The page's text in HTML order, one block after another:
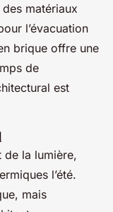
matériaux
l’évacuation
brique offre une
de
est
de la lumière,
l’été.
mais